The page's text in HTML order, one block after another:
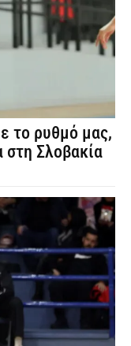
το ρυθμό μας,
στη Σλοβακία